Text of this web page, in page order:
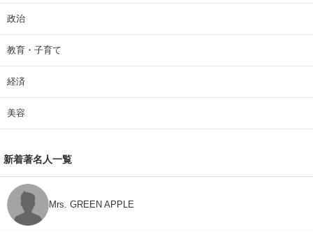
政治
教育・子育て
経済
美容
新着著名人一覧
Mrs. GREEN APPLE